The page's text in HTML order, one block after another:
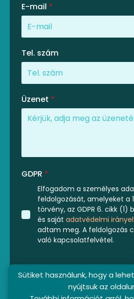
Sütiket használunk, hogy a
nyújtsuk az
E-mail *
Tel. szám
Üzenet *
GDPR *
Elfogadom a személyes
feldolgozását, amelyeket a
törvény, az GDPR 6. cikk
és saját adatvédelmi
adtam meg. A feldolgozás
való kapcsolatfelvétel.